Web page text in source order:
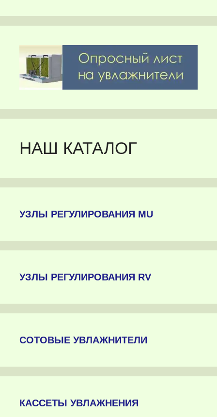
НАШ КАТАЛОГ
УЗЛЫ РЕГУЛИРОВАНИЯ MU
УЗЛЫ РЕГУЛИРОВАНИЯ RV
СОТОВЫЕ УВЛАЖНИТЕЛИ
КАССЕТЫ УВЛАЖНЕНИЯ